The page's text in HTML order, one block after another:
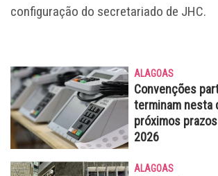
configuração do secretariado de JHC.
ALAGOAS
Convenções
terminam nesta
próximos
2026
ALAGOAS